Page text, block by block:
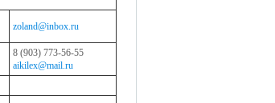
zoland@inbox.ru
8 (903) 773-56-55
aikilex@mail.ru